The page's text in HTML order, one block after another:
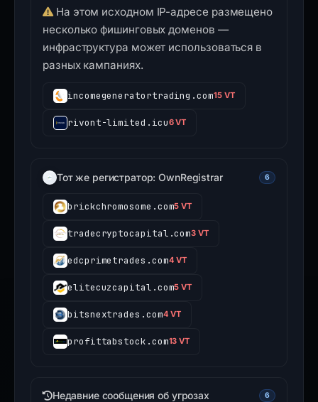
На этом исходном IP-адресе размещено
несколько фишинговых доменов —
инфраструктура может использоваться в
разных кампаниях.
incomegeneratortrading.com15 VT
rivont-limited.icu6 VT
Тот же регистратор: OwnRegistrar 6
brickchromosome.com5 VT
tradecryptocapital.com3 VT
edcprimetrades.com4 VT
elitecuzcapital.com5 VT
bitsnextrades.com4 VT
profittabstock.com13 VT
Недавние сообщения об угрозах 6